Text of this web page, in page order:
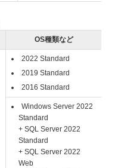
OS種類など
2022 Standard
2019 Standard
2016 Standard
Windows Server 2022
Standard
+ SQL Server 2022
Standard
+ SQL Server 2022
Web